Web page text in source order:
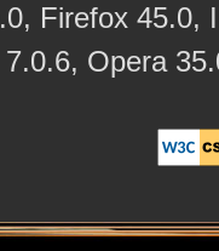
Firefox 45.0,
Opera